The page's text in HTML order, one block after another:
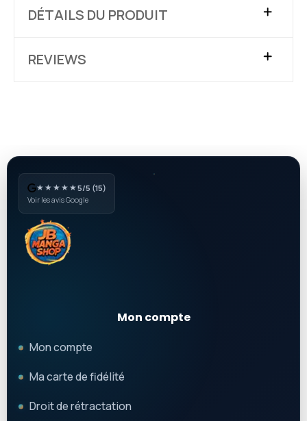
DÉTAILS DU PRODUIT
REVIEWS
★★★★★5/5 (15)
Voir les avis Google
Mon compte
Mon compte
Ma carte de fidélité
Droit de rétractation